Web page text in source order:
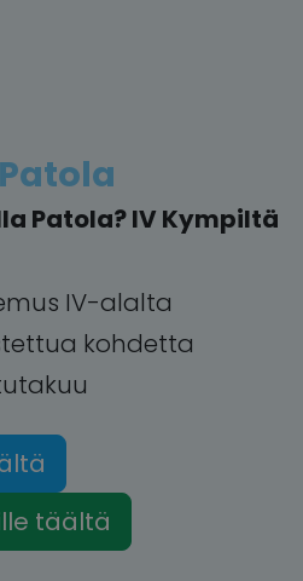
Patola? IV Kympiltä
IV-alalta
kohdetta
täältä